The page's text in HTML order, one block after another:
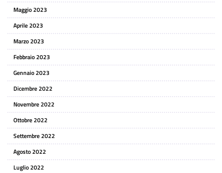
Maggio 2023
Aprile 2023
Marzo 2023
Febbraio 2023
Gennaio 2023
Dicembre 2022
Novembre 2022
Ottobre 2022
Settembre 2022
Agosto 2022
Luglio 2022